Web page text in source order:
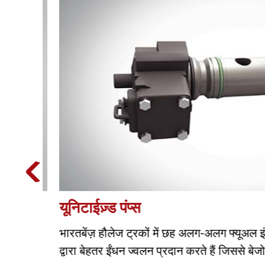
यूनिटाईज़्ड पंप्स
भारतबेंज़ हौलेज ट्रकों में छह अलग-अलग फ्यूअल
द्वारा बेहतर ईंधन ज्वलन प्रदान करते हैं जिससे